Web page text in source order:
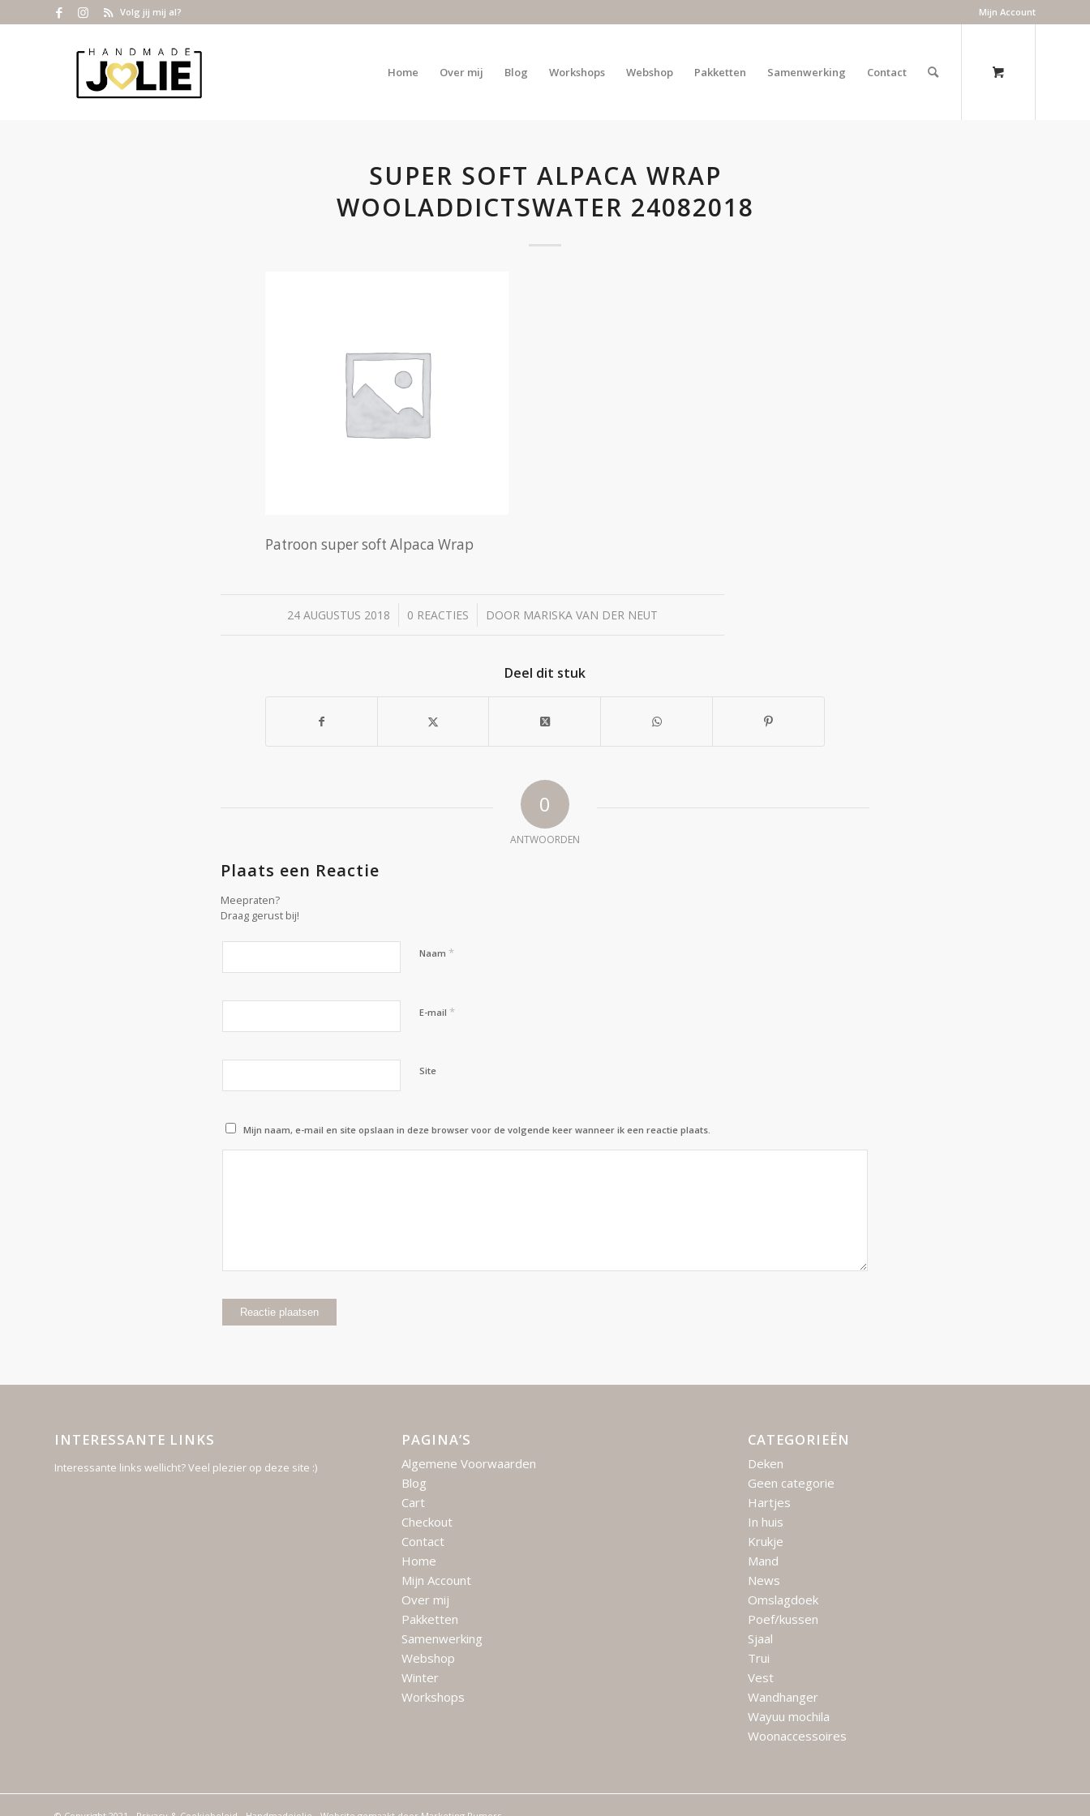
Mijn Account
Volg jij mij al?
Home Over mij Blog Workshops Webshop Pakketten Samenwerking Contact
SUPER SOFT ALPACA WRAP
WOOLADDICTSWATER 24082018
Patroon super soft Alpaca Wrap
24 AUGUSTUS 2018
/ 0 REACTIES
/ DOOR MARISKA VAN DER NEUT
Deel dit stuk
0
ANTWOORDEN
Plaats een Reactie
Meepraten?
Draag gerust bij!
Naam *
E-mail *
Site
Mijn naam, e-mail en site opslaan in deze browser voor de volgende keer wanneer ik een reactie plaats.
INTERESSANTE LINKS
Interessante links wellicht? Veel plezier op deze site :)
PAGINA’S
Algemene Voorwaarden
Blog
Cart
Checkout
Contact
Home
Mijn Account
Over mij
Pakketten
Samenwerking
Webshop
Winter
Workshops
CATEGORIEËN
Deken
Geen categorie
Hartjes
In huis
Krukje
Mand
News
Omslagdoek
Poef/kussen
Sjaal
Trui
Vest
Wandhanger
Wayuu mochila
Woonaccessoires